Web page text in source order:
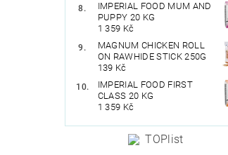
IMPERIAL FOOD MUM AND
PUPPY 20 KG
1 359 Kč
MAGNUM CHICKEN ROLL
ON RAWHIDE STICK 250G
139 Kč
IMPERIAL FOOD FIRST
CLASS 20 KG
1 359 Kč